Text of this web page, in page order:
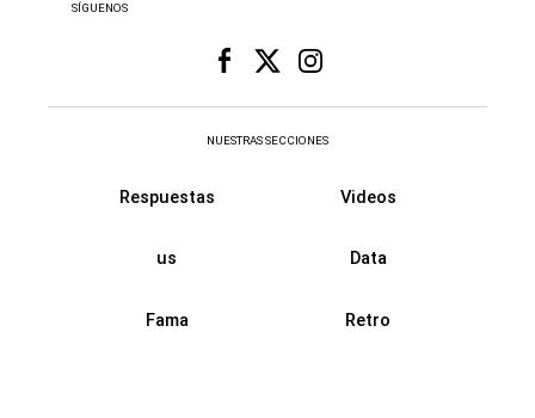
SÍGUENOS
NUESTRAS SECCIONES
Respuestas Videos
us Data
Fama Retro